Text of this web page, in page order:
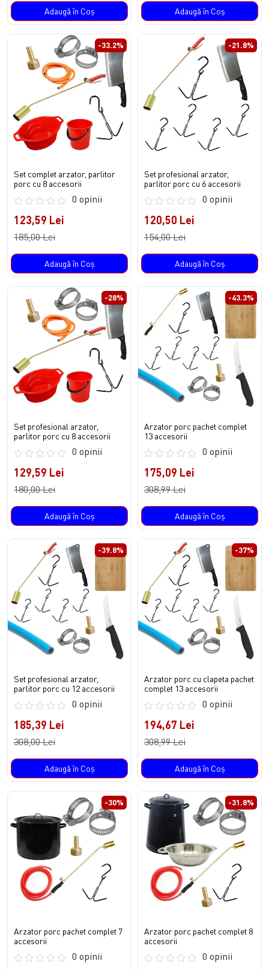
Adaugă în Coş Adaugă în Coş
-33.2%
Set complet arzator, parlitor
porc cu 8 accesorii
0 opinii
123,59 Lei
185,00 Lei
Adaugă în Coş
-21.8%
Set profesional arzator,
parlitor porc cu 6 accesorii
0 opinii
120,50 Lei
154,00 Lei
Adaugă în Coş
-28%
Set profesional arzator,
parlitor porc cu 8 accesorii
0 opinii
129,59 Lei
180,00 Lei
Adaugă în Coş
-43.3%
Arzator porc pachet complet
13 accesorii
0 opinii
175,09 Lei
308,99 Lei
Adaugă în Coş
-39.8%
Set profesional arzator,
parlitor porc cu 12 accesorii
0 opinii
185,39 Lei
308,00 Lei
Adaugă în Coş
-37%
Arzator porc cu clapeta pachet
complet 13 accesorii
0 opinii
194,67 Lei
308,99 Lei
Adaugă în Coş
-30%
Arzator porc pachet complet 7
accesorii
0 opinii
-31.8%
Arzator porc pachet complet 8
accesorii
0 opinii